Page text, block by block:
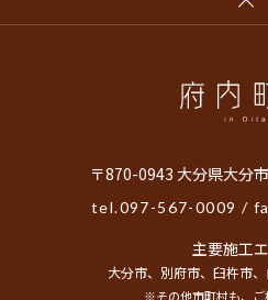
〒870-0943 大分県大分
tel.097-567-0009 /
主要施工
大分市、別府市、臼杵市
※その他市町村も、ご